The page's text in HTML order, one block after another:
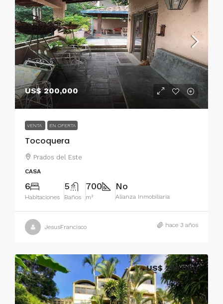
US$ 200,000
VENTA EN OFERTA
Tocoquera
Prados del Este
CASA
6
Habitaciones
5
Baños
700
m²
No
Alianza Inmobiliaria
JesusFrancisco hace 3 años
VENTA
US$ 295,000